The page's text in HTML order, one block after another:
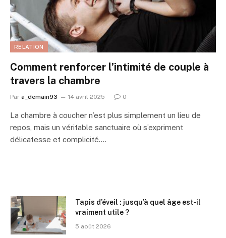
RELATION
Comment renforcer l’intimité de couple à
travers la chambre
Par a_demain93 14 avril 2025 0
La chambre à coucher n’est plus simplement un lieu de
repos, mais un véritable sanctuaire où s’expriment
délicatesse et complicité.…
Tapis d’éveil : jusqu’à quel âge est-il
vraiment utile ?
5 août 2026